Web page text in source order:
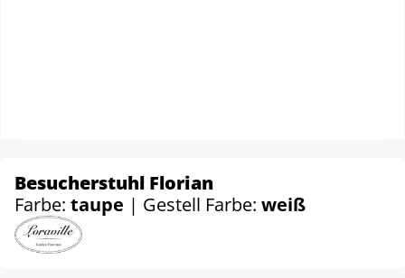
Besucherstuhl Florian
Farbe: taupe | Gestell Farbe: weiß